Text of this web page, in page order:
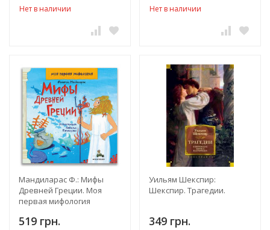
Нет в наличии
Нет в наличии
Мандиларас Ф.: Мифы
Древней Греции. Моя
первая мифология
519 грн.
Уильям Шекспир:
Шекспир. Трагедии.
349 грн.